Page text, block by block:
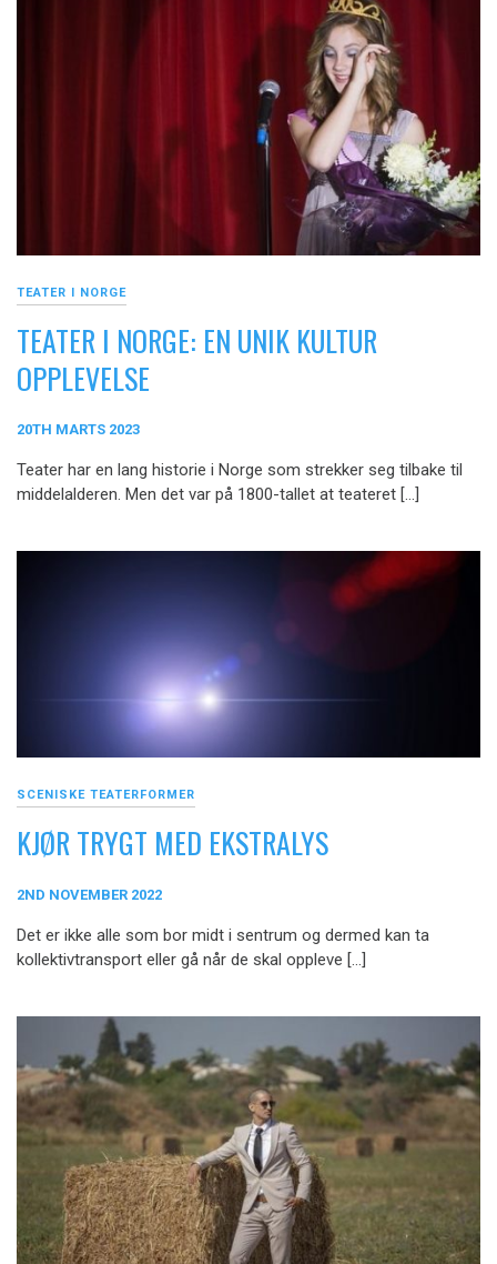
TEATER I NORGE
TEATER I NORGE: EN UNIK KULTUR
OPPLEVELSE
20TH MARTS 2023
Teater har en lang historie i Norge som strekker seg tilbake til
middelalderen. Men det var på 1800-tallet at teateret […]
SCENISKE TEATERFORMER
KJØR TRYGT MED EKSTRALYS
2ND NOVEMBER 2022
Det er ikke alle som bor midt i sentrum og dermed kan ta
kollektivtransport eller gå når de skal oppleve […]